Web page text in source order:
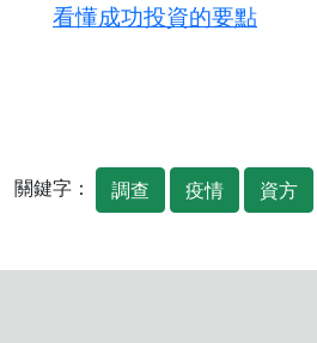
看懂成功投資的要點
關鍵字： 調查 疫情 資方